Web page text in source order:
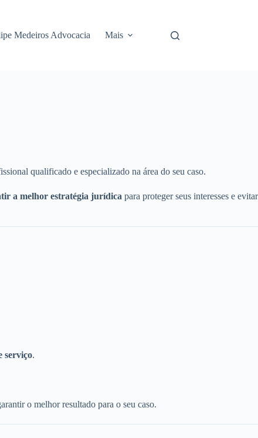
Medeiros Advocacia Mais
qualificado e especializado na área do seu caso.
a melhor estratégia jurídica para proteger seus interesses e evitar
serviço.
o melhor resultado para o seu caso.